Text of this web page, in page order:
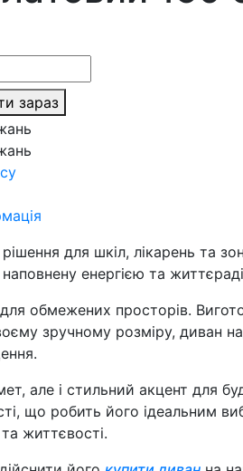
зараз
для шкіл, лікарень та
енергією та
обмежених просторів.
зручному розміру, диван
але і стильний акцент для
що робить його ідеальним
життєвості.